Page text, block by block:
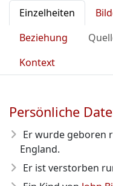
Einzelheiten
Beziehung
Kontext
Persönliche
Er wurde geboren
England.
Er ist verstorben